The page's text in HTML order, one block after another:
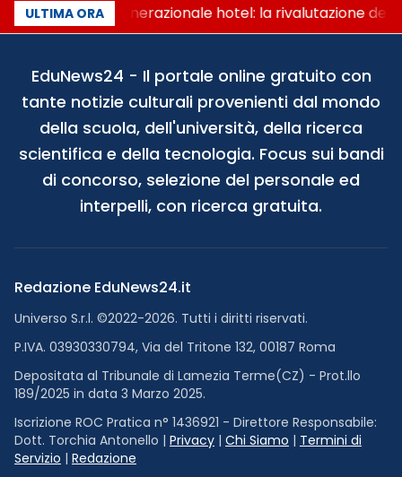
ULTIMA ORA
Passaggio generazionale hotel: la rivalutazione dei
EduNews24 - Il portale online gratuito con
tante notizie culturali provenienti dal mondo
della scuola, dell'università, della ricerca
scientifica e della tecnologia. Focus sui bandi
di concorso, selezione del personale ed
interpelli, con ricerca gratuita.
Redazione EduNews24.it
Universo S.r.l. ©2022-2026. Tutti i diritti riservati.
P.IVA. 03930330794, Via del Tritone 132, 00187 Roma
Depositata al Tribunale di Lamezia Terme(CZ) - Prot.llo
189/2025 in data 3 Marzo 2025.
Iscrizione ROC Pratica n° 1436921 - Direttore Responsabile:
Dott. Torchia Antonello | Privacy | Chi Siamo | Termini di
Servizio | Redazione